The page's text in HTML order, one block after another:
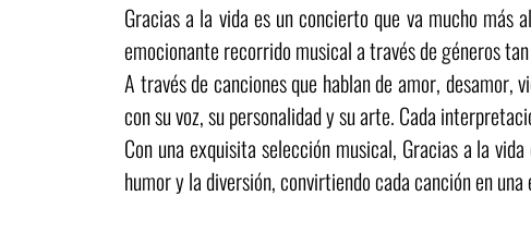
Gracias a la vida es un concierto que va mucho más
emocionante recorrido musical a través de géneros
A través de canciones que hablan de amor,
con su voz, su personalidad y su arte. Cada
Con una exquisita selección musical, Gracias a la
humor y la diversión, convirtiendo cada canción en